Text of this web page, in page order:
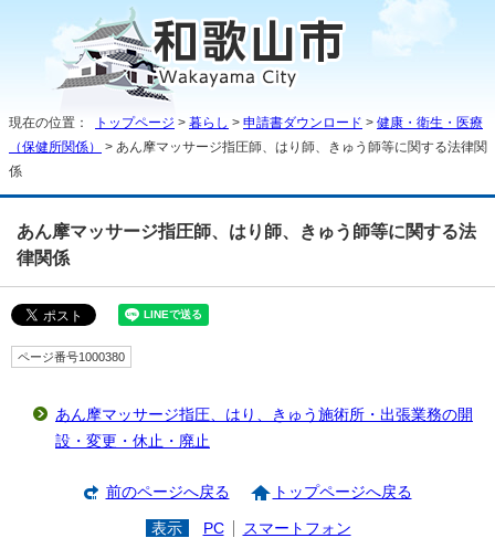
現在の位置： トップページ > 暮らし > 申請書ダウンロード > 健康・衛生・医療
（保健所関係）
> あん摩マッサージ指圧師、はり師、きゅう師等に関する法律関
係
あん摩マッサージ指圧師、はり師、きゅう師等に関する法
律関係
ページ番号1000380
あん摩マッサージ指圧、はり、きゅう施術所・出張業務の開
設・変更・休止・廃止
前のページへ戻る トップページへ戻る
表示 PC スマートフォン